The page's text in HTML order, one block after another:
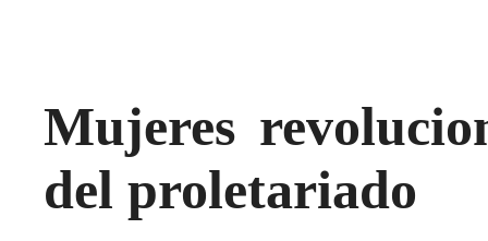
Mujeres
del proletariado